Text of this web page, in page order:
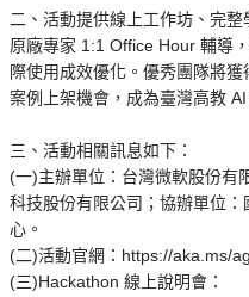
二、活動提供線上工作坊、完
原廠專家 1:1 Office Hour 輔導
際使用成效優化。優秀團隊將
案例上架機會，成為臺灣高教 AI
三、活動相關訊息如下：
(一)主辦單位：台灣微軟股份有
科技股份有限公司；協辦單位
心。
(二)活動官網：https://aka.ms/
(三)Hackathon 線上說明會：